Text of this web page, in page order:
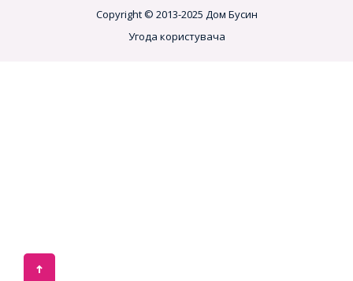
Copyright © 2013-2025 Дом Бусин
Угода користувача